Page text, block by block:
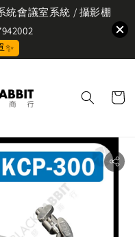
統會議室系統 / 攝影棚
✨